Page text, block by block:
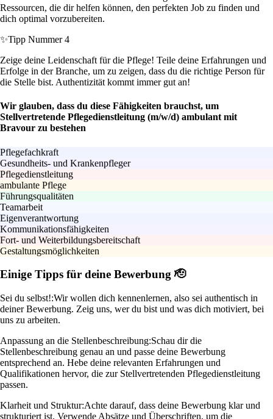
Ressourcen, die dir helfen können, den perfekten Job zu finden und
dich optimal vorzubereiten.
✨Tipp Nummer 4
Zeige deine Leidenschaft für die Pflege! Teile deine Erfahrungen und
Erfolge in der Branche, um zu zeigen, dass du die richtige Person für
die Stelle bist. Authentizität kommt immer gut an!
Wir glauben, dass du diese Fähigkeiten brauchst, um
Stellvertretende Pflegedienstleitung (m/w/d) ambulant mit
Bravour zu bestehen
Pflegefachkraft
Gesundheits- und Krankenpfleger
Pflegedienstleitung
ambulante Pflege
Führungsqualitäten
Teamarbeit
Eigenverantwortung
Kommunikationsfähigkeiten
Fort- und Weiterbildungsbereitschaft
Gestaltungsmöglichkeiten
Einige Tipps für deine Bewerbung 🫡
Sei du selbst!:Wir wollen dich kennenlernen, also sei authentisch in
deiner Bewerbung. Zeig uns, wer du bist und was dich motiviert, bei
uns zu arbeiten.
Anpassung an die Stellenbeschreibung:Schau dir die
Stellenbeschreibung genau an und passe deine Bewerbung
entsprechend an. Hebe deine relevanten Erfahrungen und
Qualifikationen hervor, die zur Stellvertretenden Pflegedienstleitung
passen.
Klarheit und Struktur:Achte darauf, dass deine Bewerbung klar und
strukturiert ist. Verwende Absätze und Überschriften, um die